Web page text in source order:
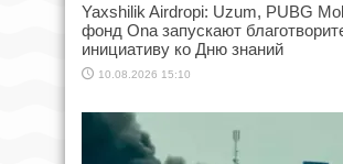
Yaxshilik Airdropi: Uzum, PUBG
фонд Ona запускают
инициативу ко Дню знаний
10.08.2026 15:10